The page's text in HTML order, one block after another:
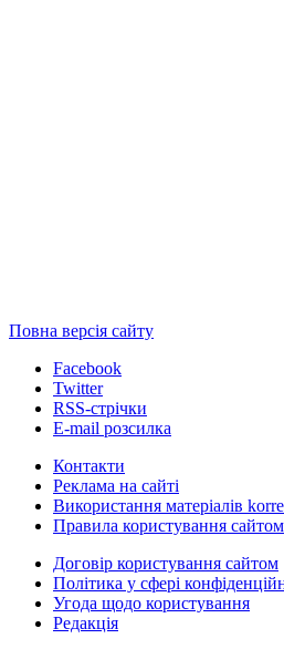
Повна версія сайту
Facebook
Twitter
RSS-стрічки
E-mail розсилка
Контакти
Реклама на сайті
Використання матеріалів
Правила користування сайтом
Договір користування сайтом
Політика у сфері
Угода щодо користування
Редакція